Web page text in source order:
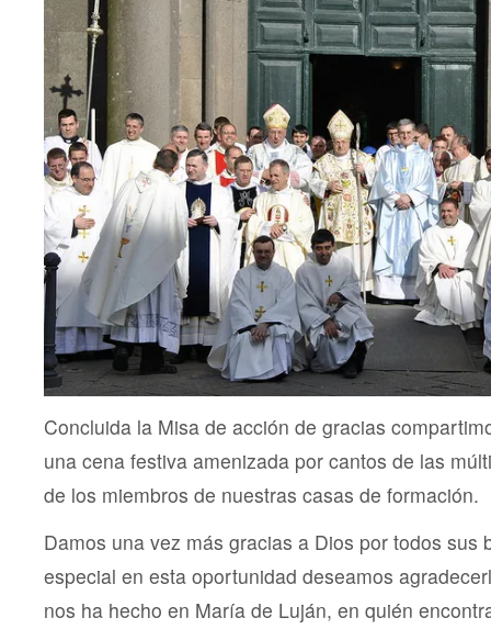
Concluida la Misa de acción de gracias
una cena festiva amenizada por cantos de las
de los miembros de nuestras casas de formación.
Damos una vez más gracias a Dios por todos sus
especial en esta oportunidad deseamos
nos ha hecho en María de Luján, en quién